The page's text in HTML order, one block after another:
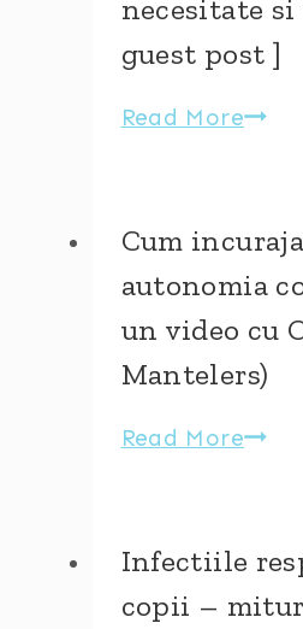
necesitate si
guest post ]
Read More
si
[
guest
post
Cum
autonomia
un video cu
Mantelers)
Read MoreCum
(+
Infectiile
copii –